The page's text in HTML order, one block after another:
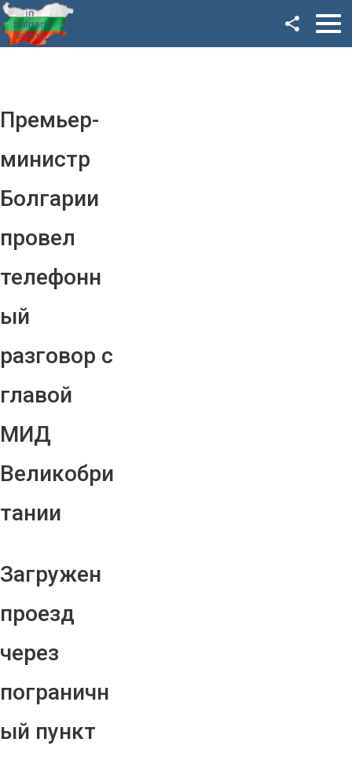
Премьер-
министр
Болгарии
провел
телефонн
ый
разговор с
главой
МИД
Великобри
тании
Загружен
проезд
через
пограничн
ый пункт